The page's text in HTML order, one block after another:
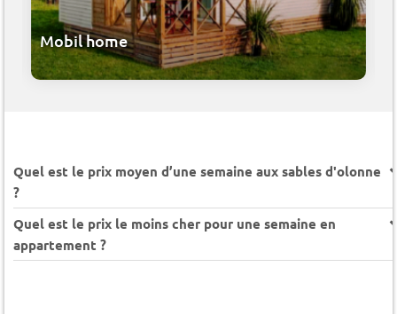
Mobil home
Quel est le prix moyen d’une semaine aux sables d'olonne
?
Quel est le prix le moins cher pour une semaine en
appartement ?